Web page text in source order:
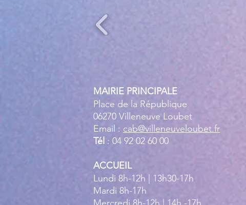
MAIRIE PRINCIPALE
Place de la République
06270 Villeneuve Loubet
Email : cab@villeneuveloubet.fr
Tél : 04 92 02 60 00
ACCUEIL
Lundi 8h-12h | 13h30-17h
Mardi 8h-17h